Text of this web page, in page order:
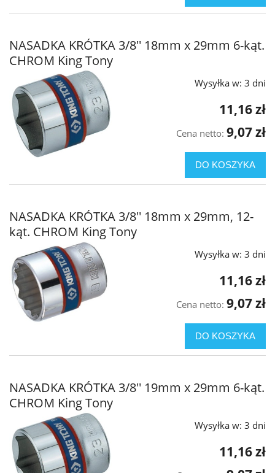
NASADKA KRÓTKA 3/8'' 18mm x 29mm 6-kąt.
CHROM King Tony
Wysyłka w: 3 dni
11,16 zł
Cena netto: 9,07 zł
DO KOSZYKA
NASADKA KRÓTKA 3/8'' 18mm x 29mm, 12-
kąt. CHROM King Tony
Wysyłka w: 3 dni
11,16 zł
Cena netto: 9,07 zł
DO KOSZYKA
NASADKA KRÓTKA 3/8'' 19mm x 29mm 6-kąt.
CHROM King Tony
Wysyłka w: 3 dni
11,16 zł